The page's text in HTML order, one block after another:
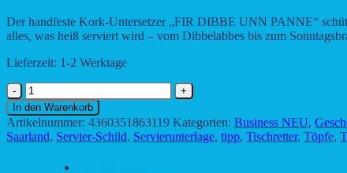
Der handfeste Kork-Untersetzer „FIR DIBBE UNN PANNE“
alles, was heiß serviert wird – vom Dibbelabbes bis zum
Lieferzeit: 1-2 Werktage
Korkuntersetzer
Fir
Dibbe
unn
Panne
In den Warenkorb
Artikelnummer: 4360351863119 Kategorien: Business NEU,
Saarland, Servier-Schild, Servierunterlage, tipp, Tischretter, Töpfe,